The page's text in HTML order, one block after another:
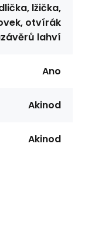
lžička,
otvírák
lahví
Ano
Akinod
Akinod